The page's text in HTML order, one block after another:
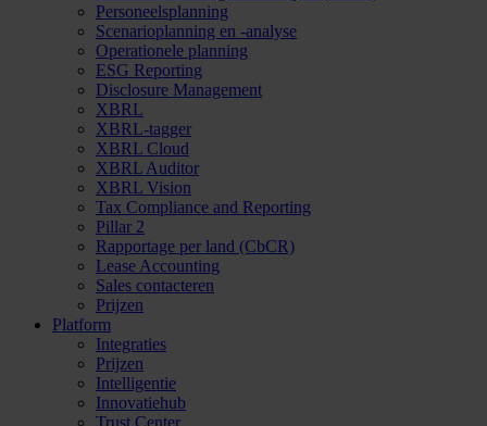
Personeelsplanning
Scenarioplanning en -analyse
Operationele planning
ESG Reporting
Disclosure Management
XBRL
XBRL-tagger
XBRL Cloud
XBRL Auditor
XBRL Vision
Tax Compliance and Reporting
Pillar 2
Rapportage per land (CbCR)
Lease Accounting
Sales contacteren
Prijzen
Platform
Integraties
Prijzen
Intelligentie
Innovatiehub
Trust Center